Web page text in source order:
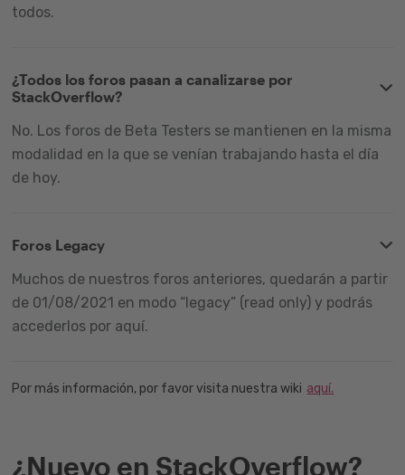
todos.
¿Todos los foros pasan a canalizarse por
StackOverflow?
No. Los foros de Beta Testers se mantienen en la misma
modalidad en la que se venían trabajando hasta el día
de hoy.
Foros Legacy
Muchos de nuestros foros anteriores, quedarán a partir
de 01/08/2021 en modo “legacy” (read only) y podrás
accederlos por aquí.
Por más información, por favor visita nuestra wiki aquí.
¿Nuevo en StackOverflow?